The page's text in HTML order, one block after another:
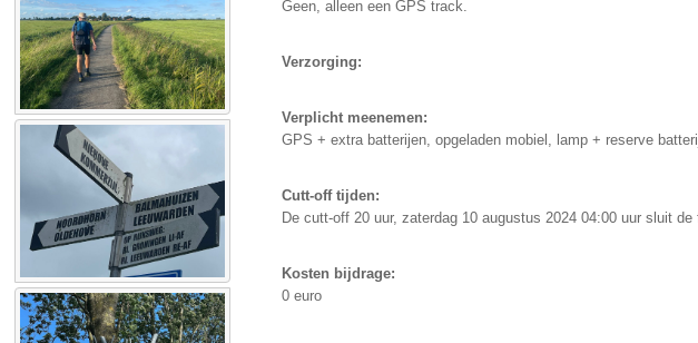
Geen, alleen een GPS track.
Verzorging:
Verplicht meenemen:
GPS + extra batterijen, opgeladen mobiel, lamp + reserve
Cutt-off tijden:
De cutt-off 20 uur, zaterdag 10 augustus 2024 04:00 uur sluit de
Kosten bijdrage:
0 euro